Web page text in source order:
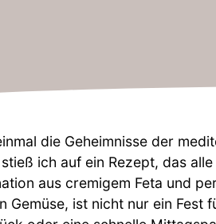
die Geheimnisse der
ich auf ein Rezept, das
aus cremigem Feta und
Gemüse, ist nicht nur ein Fest